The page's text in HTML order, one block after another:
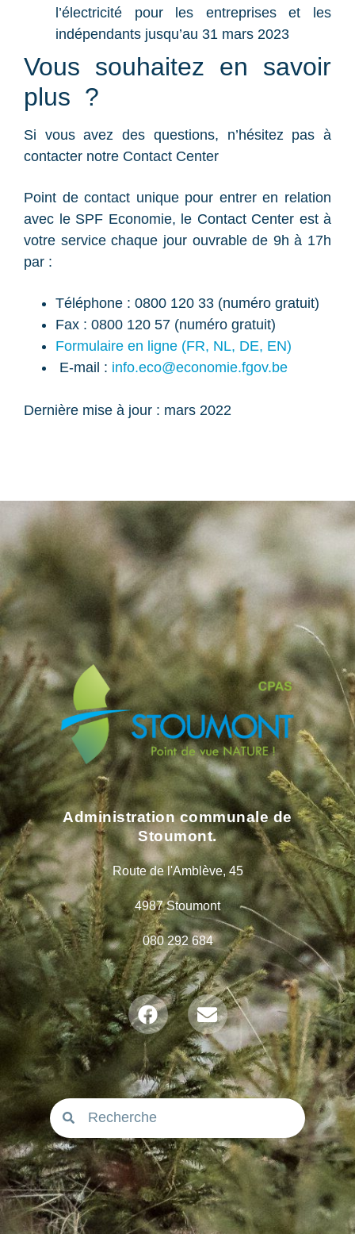
l’électricité pour les entreprises et les
indépendants jusqu’au 31 mars 2023
Vous souhaitez en savoir
plus ?
Si vous avez des questions, n’hésitez pas à
contacter notre Contact Center
Point de contact unique pour entrer en relation
avec le SPF Economie, le Contact Center est à
votre service chaque jour ouvrable de 9h à 17h
par :
Téléphone : 0800 120 33 (numéro gratuit)
Fax : 0800 120 57 (numéro gratuit)
Formulaire en ligne (FR, NL, DE, EN)
E-mail : info.eco@economie.fgov.be
Dernière mise à jour : mars 2022
Administration communale de
Stoumont.
Route de l'Amblève, 45
4987 Stoumont
080 292 684